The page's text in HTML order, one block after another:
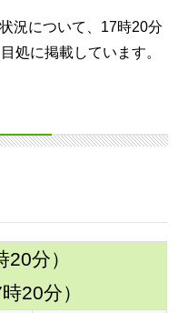
況について、17時20分
処に掲載しています。
分）
20分）